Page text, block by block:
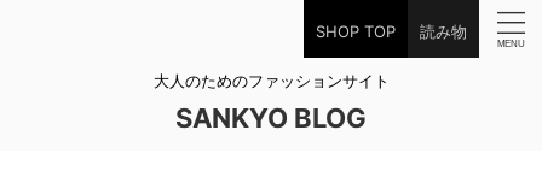
SHOP TOP 読み物
大人のためのファッションサイト
SANKYO BLOG